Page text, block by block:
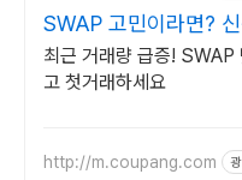
SWAP 고민이라면?
원 혜택
최근 거래량 급증! SWAP
고 첫거래하세요
http://m.coupang.com